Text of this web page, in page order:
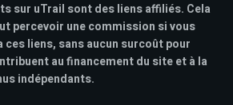
sur uTrail sont des liens affiliés. Cela
percevoir une commission si vous
ces liens, sans aucun surcoût pour
au financement du site et à la
indépendants.